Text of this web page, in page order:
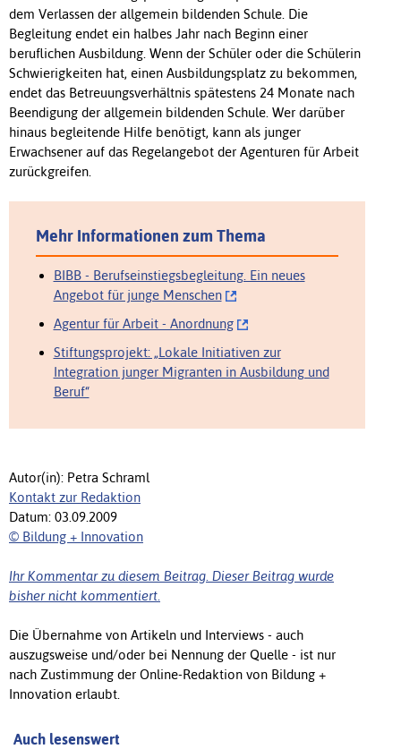
dem Verlassen der allgemein bildenden Schule. Die
Begleitung endet ein halbes Jahr nach Beginn einer
beruflichen Ausbildung. Wenn der Schüler oder die Schülerin
Schwierigkeiten hat, einen Ausbildungsplatz zu bekommen,
endet das Betreuungsverhältnis spätestens 24 Monate nach
Beendigung der allgemein bildenden Schule. Wer darüber
hinaus begleitende Hilfe benötigt, kann als junger
Erwachsener auf das Regelangebot der Agenturen für Arbeit
zurückgreifen.
Mehr Informationen zum Thema
BIBB - Berufseinstiegsbegleitung. Ein neues
Angebot für junge Menschen
Agentur für Arbeit - Anordnung
Stiftungsprojekt: „Lokale Initiativen zur
Integration junger Migranten in Ausbildung und
Beruf“
Autor(in): Petra Schraml
Kontakt zur Redaktion
Datum: 03.09.2009
© Bildung + Innovation
Ihr Kommentar zu diesem Beitrag. Dieser Beitrag wurde
bisher nicht kommentiert.
Die Übernahme von Artikeln und Interviews - auch
auszugsweise und/oder bei Nennung der Quelle - ist nur
nach Zustimmung der Online-Redaktion von Bildung +
Innovation erlaubt.
Auch lesenswert